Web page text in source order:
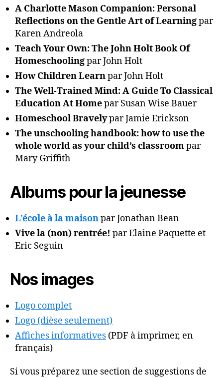
A Charlotte Mason Companion: Personal
Reflections on the Gentle Art of Learningpar
Karen Andreola
Teach Your Own: The John Holt Book Of
Homeschoolingpar John Holt
How Children Learnpar John Holt
The Well-Trained Mind: A Guide To Classical
Education At Homepar Susan Wise Bauer
Homeschool Bravelypar Jamie Erickson
The unschooling handbook: how to use the
whole world as your child’s classroompar
Mary Griffith
Albums pour la jeunesse
L’école à la maisonpar Jonathan Bean
Vive la (non) rentrée! par Elaine Paquette et
Eric Seguin
Nos images
Logo complet
Logo (dièse seulement)
Affiches informatives (PDF à imprimer, en
français)
Si vous préparez une section de suggestions de